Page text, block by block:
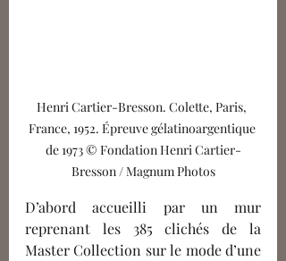
Henri Cartier-Bresson. Colette, Paris,
France, 1952. Épreuve gélatinoargentique
de 1973 © Fondation Henri Cartier-
Bresson / Magnum Photos
D’abord accueilli par un mur
reprenant les 385 clichés de la
Master Collection sur le mode d’une